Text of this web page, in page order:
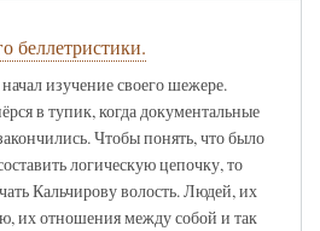
беллетристики.
начал изучение своего шежере.
в тупик, когда документальные
Чтобы понять, что было
логическую цепочку, то
Кальчирову волость. Людей, их
их отношения между собой и так